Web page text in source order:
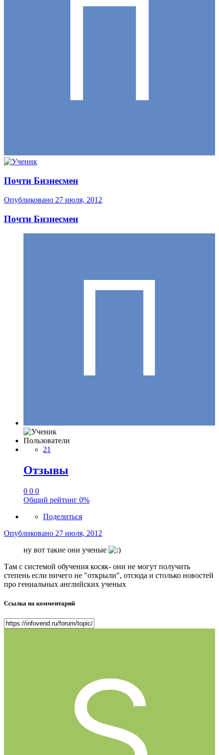
Почти Бизнесмен
Опубликовано 27 июля, 2012
Почти Бизнесмен
Пользователи
21
Отзывы
0 0 0
Общий рейтинг 0%
Поделиться
Опубликовано 27 июля, 2012
ну вот такие они ученые
Там с системой обучения косяк- они не могут получить
степень если ничего не "открыли", отсюда и столько новостей
про гениальных английских ученых
Ссылка на комментарий